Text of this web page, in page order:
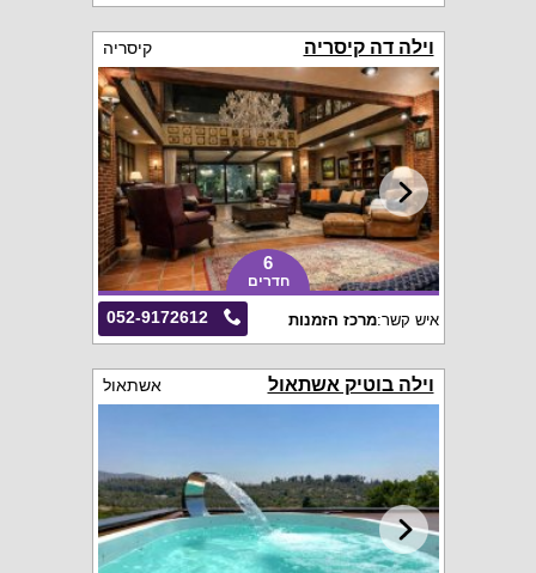
וילה דה קיסריה קיסריה
6
חדרים
052-9172612 איש קשר:מרכז הזמנות
וילה בוטיק אשתאול אשתאול